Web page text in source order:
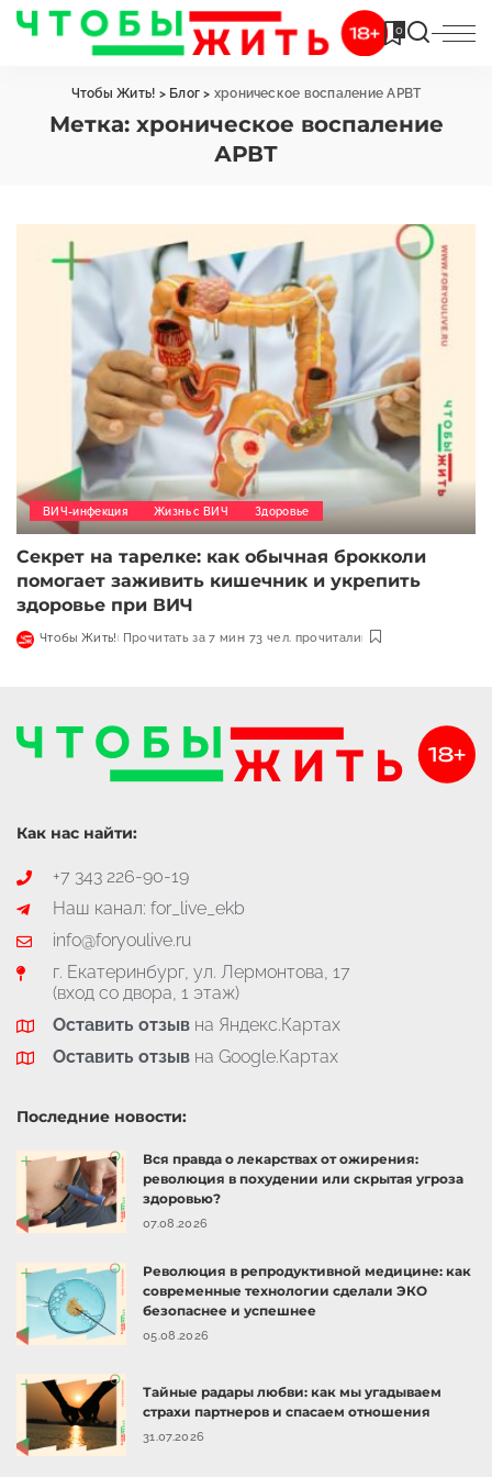
0
Чтобы Жить! > Блог > хроническое воспаление АРВТ
Метка: хроническое воспаление
АРВТ
ВИЧ-инфекция Жизнь с ВИЧ Здоровье
Секрет на тарелке: как обычная брокколи
помогает заживить кишечник и укрепить
здоровье при ВИЧ
Чтобы Жить! Прочитать за 7 мин 73 чел. прочитали
Как нас найти:
+7 343 226-90-19
Наш канал: for_live_ekb
info@foryoulive.ru
г. Екатеринбург, ул. Лермонтова, 17
(вход со двора, 1 этаж)
Оставить отзывна Яндекс.Картах
Оставить отзывна Google.Картах
Последние новости:
Вся правда о лекарствах от ожирения:
революция в похудении или скрытая угроза
здоровью?
07.08.2026
Революция в репродуктивной медицине: как
современные технологии сделали ЭКО
безопаснее и успешнее
05.08.2026
Тайные радары любви: как мы угадываем
страхи партнеров и спасаем отношения
31.07.2026